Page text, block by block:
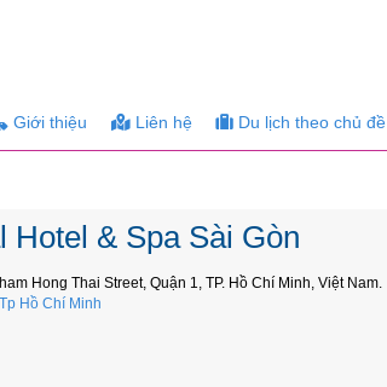
Giới thiệu Liên hệ Du lịch theo chủ đề
Hotel & Spa Sài Gòn
Hong Thai Street, Quận 1, TP. Hồ Chí Minh, Việt Nam.
Hồ Chí Minh